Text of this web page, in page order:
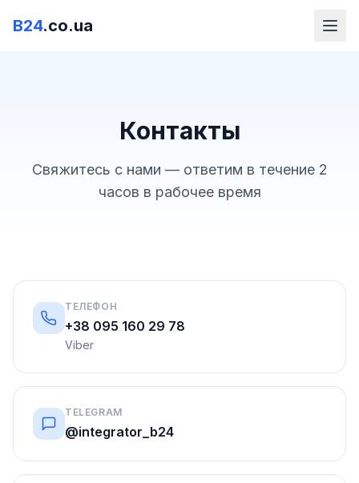
B24.co.ua
Контакты
Свяжитесь с нами — ответим в течение 2
часов в рабочее время
ТЕЛЕФОН
+38 095 160 29 78
Viber
TELEGRAM
@integrator_b24